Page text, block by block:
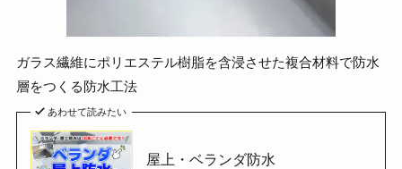
ガラス繊維にポリエステル樹脂を含浸させた複合材料で防水
層をつくる防水工法
あわせて読みたい
屋上・ベランダ防水